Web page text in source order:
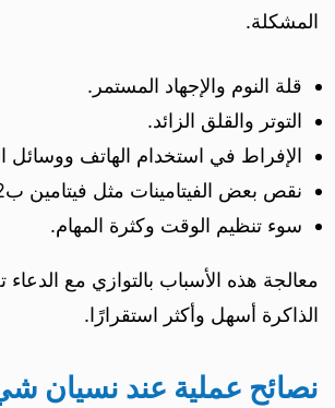
المشكلة.
قلة النوم والإجهاد المستمر.
التوتر والقلق الزائد.
الإفراط في استخدام الهاتف ووسائل
نقص بعض الفيتامينات مثل فيتامين ب12.
سوء تنظيم الوقت وكثرة المهام.
معالجة هذه الأسباب بالتوازي مع
الذاكرة أسهل وأكثر استقرارًا.
نصائح عملية عند نسيان